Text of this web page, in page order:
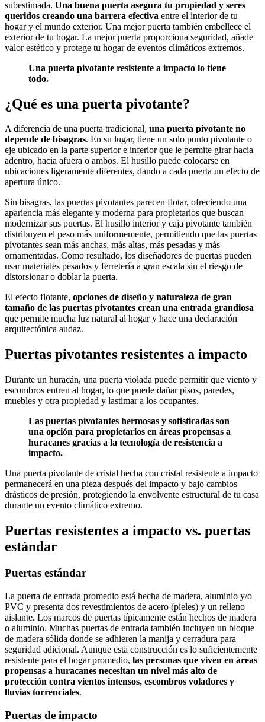
subestimada. Una buena puerta asegura tu propiedad y seres
queridos creando una barrera efectiva entre el interior de tu
hogar y el mundo exterior. Una mejor puerta también embellece el
exterior de tu hogar. La mejor puerta proporciona seguridad, añade
valor estético y protege tu hogar de eventos climáticos extremos.
Una puerta pivotante resistente a impacto lo tiene
todo.
¿Qué es una puerta pivotante?
A diferencia de una puerta tradicional, una puerta pivotante no
depende de bisagras. En su lugar, tiene un solo punto pivotante o
eje ubicado en la parte superior e inferior que le permite girar hacia
adentro, hacia afuera o ambos. El husillo puede colocarse en
ubicaciones ligeramente diferentes, dando a cada puerta un efecto de
apertura único.
Sin bisagras, las puertas pivotantes parecen flotar, ofreciendo una
apariencia más elegante y moderna para propietarios que buscan
modernizar sus puertas. El husillo interior y caja pivotante también
distribuyen el peso más uniformemente, permitiendo que las puertas
pivotantes sean más anchas, más altas, más pesadas y más
ornamentadas. Como resultado, los diseñadores de puertas pueden
usar materiales pesados y ferretería a gran escala sin el riesgo de
distorsionar o doblar la puerta.
El efecto flotante, opciones de diseño y naturaleza de gran
tamaño de las puertas pivotantes crean una entrada grandiosa
que permite mucha luz natural al hogar y hace una declaración
arquitectónica audaz.
Puertas pivotantes resistentes a impacto
Durante un huracán, una puerta violada puede permitir que viento y
escombros entren al hogar, lo que puede dañar pisos, paredes,
muebles y otra propiedad y lastimar a los ocupantes.
Las puertas pivotantes hermosas y sofisticadas son
una opción para propietarios en áreas propensas a
huracanes gracias a la tecnología de resistencia a
impacto.
Una puerta pivotante de cristal hecha con cristal resistente a impacto
permanecerá en una pieza después del impacto y bajo cambios
drásticos de presión, protegiendo la envolvente estructural de tu casa
durante un evento climático extremo.
Puertas resistentes a impacto vs. puertas
estándar
Puertas estándar
La puerta de entrada promedio está hecha de madera, aluminio y/o
PVC y presenta dos revestimientos de acero (pieles) y un relleno
aislante. Los marcos de puertas típicamente están hechos de madera
o aluminio. Muchas puertas de entrada también incluyen un bloque
de madera sólida donde se adhieren la manija y cerradura para
seguridad adicional. Aunque esta construcción es lo suficientemente
resistente para el hogar promedio, las personas que viven en áreas
propensas a huracanes necesitan un nivel más alto de
protección contra vientos intensos, escombros voladores y
lluvias torrenciales.
Puertas de impacto